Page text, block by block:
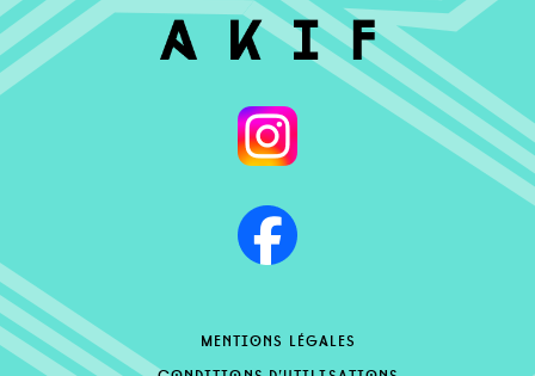
mentions légales